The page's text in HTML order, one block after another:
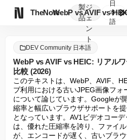
TheNote
製
品
ジ
ェ
ン
ト
日
本
語
DEV Community 日本語
WebP vs AVIF vs HEIC: リアル
比較 (2026)
このテキストは、WebP、AVIF、
ブ利用における古いJPEG画像フォ
について論じています。Googleが
縮率と幅広いブラウザサポートを
となっています。AV1ビデオコー
は、優れた圧縮率を誇り、ファイ
が、エンコードが遅く、古いブラ